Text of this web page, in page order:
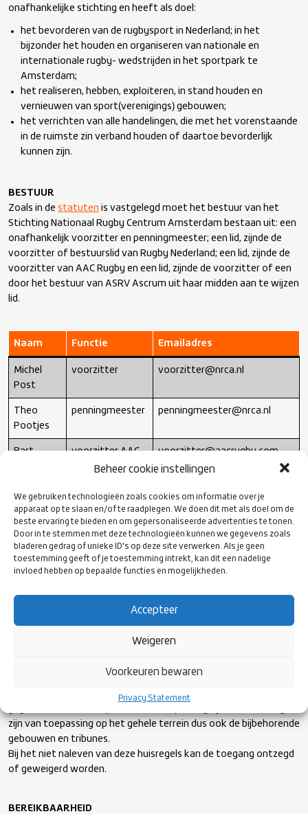
Beheer cookie instellingen
We gebruiken technologieën zoals cookies om informatie over je
apparaat op te slaan en/of te raadplegen. We doen dit met als doel om de
beste ervaring te bieden en om gepersonaliseerde advertenties te tonen.
Door in te stemmen met deze technologieën kunnen we gegevens zoals
bladeren gedrag of unieke ID's op deze site verwerken. Als je geen
toestemming geeft of je toestemming intrekt, kan dit een nadelige
invloed hebben op bepaalde functies en mogelijkheden.
Accepteer
Weigeren
Voorkeuren bewaren
Privacy Statement
onafhankelijke stichting en heeft als doel:
het bevorderen van de rugbysport in Nederland; in het
bijzonder het houden en organiseren van nationale en
internationale rugby- wedstrijden in het sportpark te
Amsterdam;
het realiseren, hebben, exploiteren, in stand houden en
vernieuwen van sport(verenigings) gebouwen;
het verrichten van alle handelingen, die met het vorenstaande
in de ruimste zin verband houden of daartoe bevorderlijk
kunnen zijn.
BESTUUR
Zoals in de statuten is vastgelegd moet het bestuur van het
Stichting Nationaal Rugby Centrum Amsterdam bestaan uit: een
onafhankelijk voorzitter en penningmeester; een lid, zijnde de
voorzitter of bestuurslid van Rugby Nederland; een lid, zijnde de
voorzitter van AAC Rugby en een lid, zijnde de voorzitter of een
door het bestuur van ASRV Ascrum uit haar midden aan te wijzen
lid.
Naam Functie Emailadres
Michel
Post
voorzitter voorzitter@nrca.nl
Theo
Pootjes
penningmeester penningmeester@nrca.nl
Bart
voorzitter AAC
Rugby
voorzitter@aacrugby.com
Hans
Roeland
Poolman
lid ASRV Ascrum hrpoolman@gmail.com
Joost
Takken
bestuurslid
Rugby Nederland
bestuurslidtopsport@rugby.nl
de Nederlandse Rugbysport. Alle bezoekers dienen zich te
elkaar en elkaars eigendommen.
Bij het betreden van het NRCA wordt er automatisch akkoord
zijn van toepassing op het gehele terrein dus ook de bijbehorende
gebouwen en tribunes.
Bij het niet naleven van deze huisregels kan de toegang ontzegd
of geweigerd worden.
BEREIKBAARHEID